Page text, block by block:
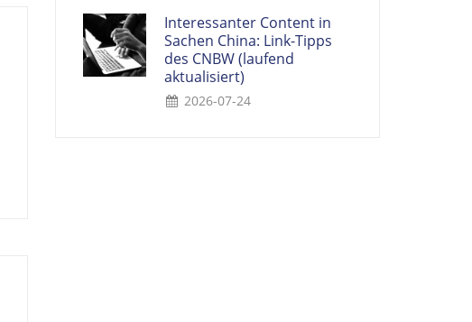
Interessanter Content in
Sachen China: Link-Tipps
des CNBW (laufend
aktualisiert)
2026-07-24